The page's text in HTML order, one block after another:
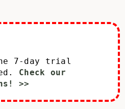
7-day trial
Check our
>>